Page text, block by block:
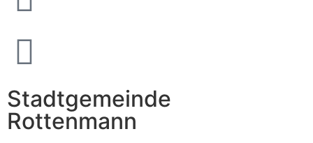
Stadtgemeinde
Rottenmann